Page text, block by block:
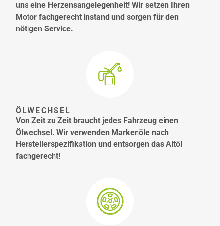
uns eine Herzensangelegenheit! Wir setzen Ihren
Motor fachgerecht instand und sorgen für den
nötigen Service.
ÖLWECHSEL
Von Zeit zu Zeit braucht jedes Fahrzeug einen
Ölwechsel. Wir verwenden Markenöle nach
Herstellerspezifikation und entsorgen das Altöl
fachgerecht!